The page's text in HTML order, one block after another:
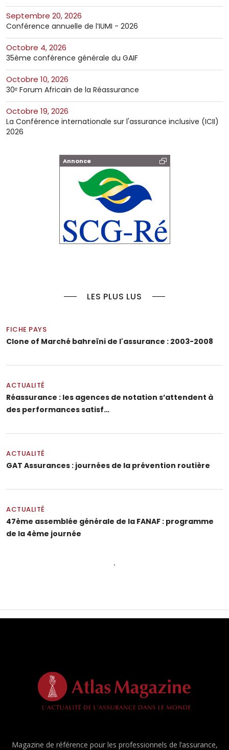
septembre 20, 2026
Conférence annuelle de l’IUMI - 2026
octobre 4, 2026
35ème conférence générale du GAIF
octobre 10, 2026
30ᵉ Forum Africain de la Réassurance
octobre 19, 2026
La Conférence internationale sur l'assurance inclusive (ICII)
2026
Annonce
LES PLUS LUS
FICHE PAYS
Clone of Marché bahreïni de l'assurance : 2003-2008
ACTUALITÉ
Réassurance : les agences de notation s’attendent à
des performances satisf…
ACTUALITÉ
GAT Assurances : journées de la prévention routière
ACTUALITÉ
47ème assemblée générale de la FANAF : programme
de la 4ème journée
Magazine de référence pour les professionnels de l’assurance,